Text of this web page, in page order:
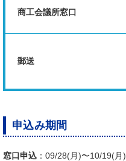
商工会議所窓口
郵送
申込み期間
窓口申込 ：09/28(月)〜10/19(月)